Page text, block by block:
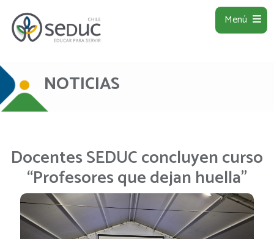
Menú
NOTICIAS
Docentes SEDUC concluyen curso
“Profesores que dejan huella”